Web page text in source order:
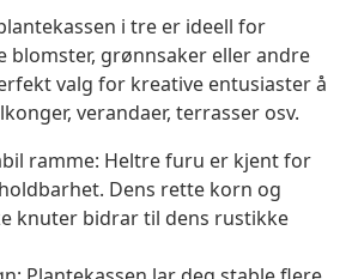
i tre er ideell for
blomster, grønnsaker eller andre
valg for kreative entusiaster å
verandaer, terrasser osv.
ramme: Heltre furu er kjent for
Dens rette korn og
knuter bidrar til dens rustikke